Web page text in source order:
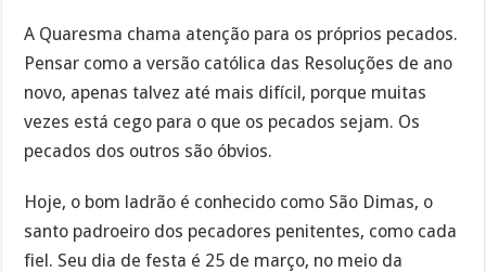
A Quaresma chama atenção para os próprios pecados.
Pensar como a versão católica das Resoluções de ano
novo, apenas talvez até mais difícil, porque muitas
vezes está cego para o que os pecados sejam. Os
pecados dos outros são óbvios.
Hoje, o bom ladrão é conhecido como São Dimas, o
santo padroeiro dos pecadores penitentes, como cada
fiel. Seu dia de festa é 25 de março, no meio da